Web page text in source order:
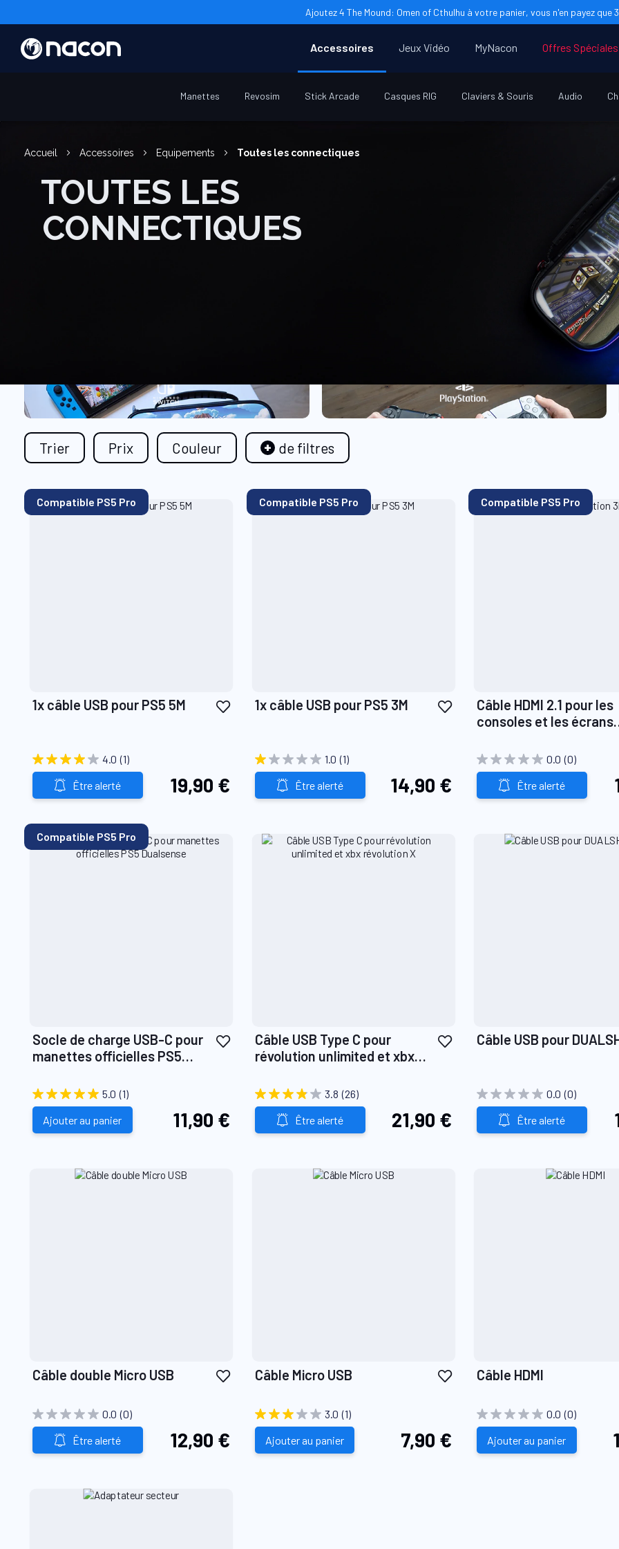
Ajoutez 4 The Mound: Omen of Cthulhu à votre panier, vous n'en payez que
Accessoires
Manettes Revosim Stick Arcade Casques RIG Claviers & Souris Audio
Jeux Vidéo MyNacon Offres Spéciales
Accueil Accessoires Equipements Toutes les connectiques
TOUTES LES
CONNECTIQUES
Trier Prix Couleur de filtres
Compatible PS5 Pro
1x câble USB pour PS5 5M
Ajouter
liste
d’envie
4.0 (1)
19,90 €
Être alerté
Compatible PS5 Pro
1x câble USB pour PS5 3M
Ajouter
liste
d’envie
1.0 (1)
14,90 €
Être alerté
Compatible PS5 Pro
Câble HDMI 2.1 pour les
consoles et les écrans
Blanc
0.0 (0)
Être alerté
Compatible PS5 Pro
Socle de charge USB-C pour
manettes officielles PS5
Ajouter
liste
d’envie
5.0 (1)
11,90 €
Ajouter au panier
Câble USB Type C pour
révolution unlimited et xbx
Ajouter
liste
d’envie
3.8 (26)
21,90 €
Être alerté
Câble USB pour
0.0 (0)
Être alerté
Câble double Micro USB
Ajouter
d’envie
0.0 (0)
12,90 €
Être alerté
Câble Micro USB
Ajouter
d’envie
3.0 (1)
7,90 €
Ajouter au panier
Câble HDMI
0.0 (0)
Ajouter au panier